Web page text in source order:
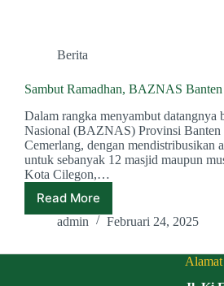
Berita
Sambut Ramadhan, BAZNAS
Dalam rangka menyambut
Nasional (BAZNAS) Provinsi Banten
Cemerlang, dengan mendistribusikan
untuk sebanyak 12 masjid maupun
Kota Cilegon,…
Read More
Sambut
Ramadhan,
Banten
admin Februari 24, 2025
Alamat